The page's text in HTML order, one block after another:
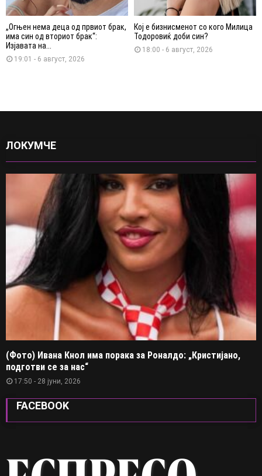
„Огњен нема деца од првиот брак,
има син од вториот брак“:
Изјавата на...
19:01 - 6 август, 2026
Кој е бизнисменот со кого Милица
Тодоровиќ доби син?
18:00 - 6 август, 2026
ЛОКУМЧЕ
(Фото) Ивана Кнол има порака за Роналдо: „Кристијано,
подготви се за нас“
17:50 - 28 јуни, 2026
FACEBOOK